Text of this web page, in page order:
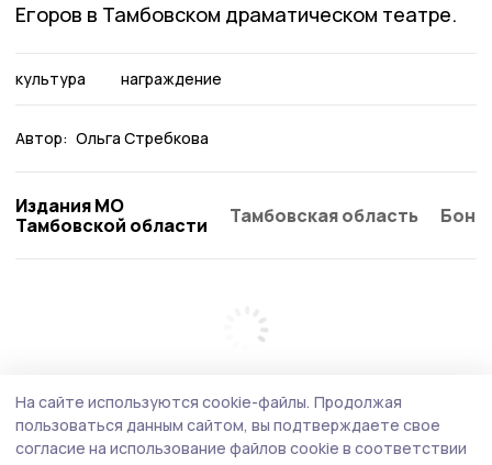
Егоров в Тамбовском драматическом театре.
культура награждение
Автор: Ольга Стребкова
Издания МО
Тамбовской области
Тамбовская область
На сайте используются cookie-файлы. Продолжая
пользоваться данным сайтом, вы подтверждаете свое
согласие на использование файлов cookie в соответствии